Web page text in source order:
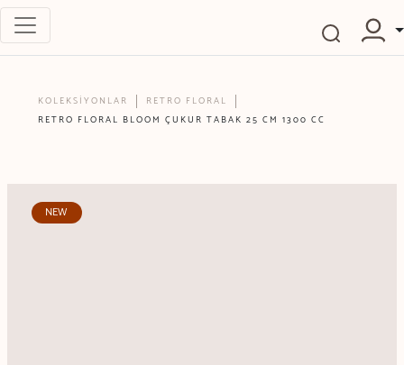
KOLEKSİYONLAR
RETRO FLORAL
RETRO FLORAL BLOOM ÇUKUR TABAK 25 CM 1300 CC
NEW